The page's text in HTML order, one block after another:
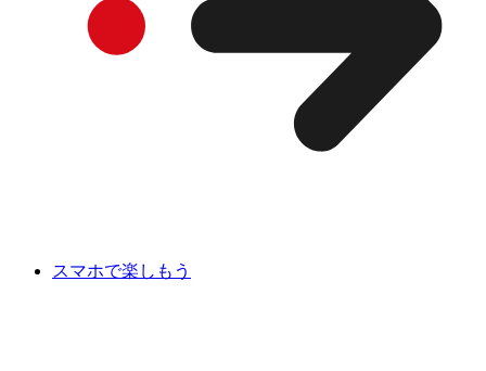
スマホで楽しもう